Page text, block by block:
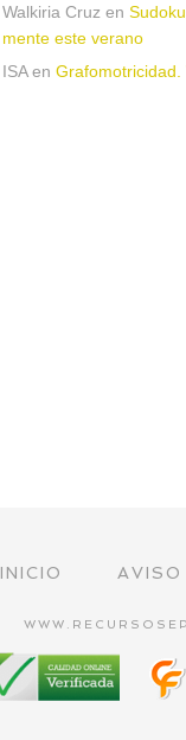
Walkiria Cruz en
mente este verano
ISAen Grafomotricidad.
INICIO AVISO